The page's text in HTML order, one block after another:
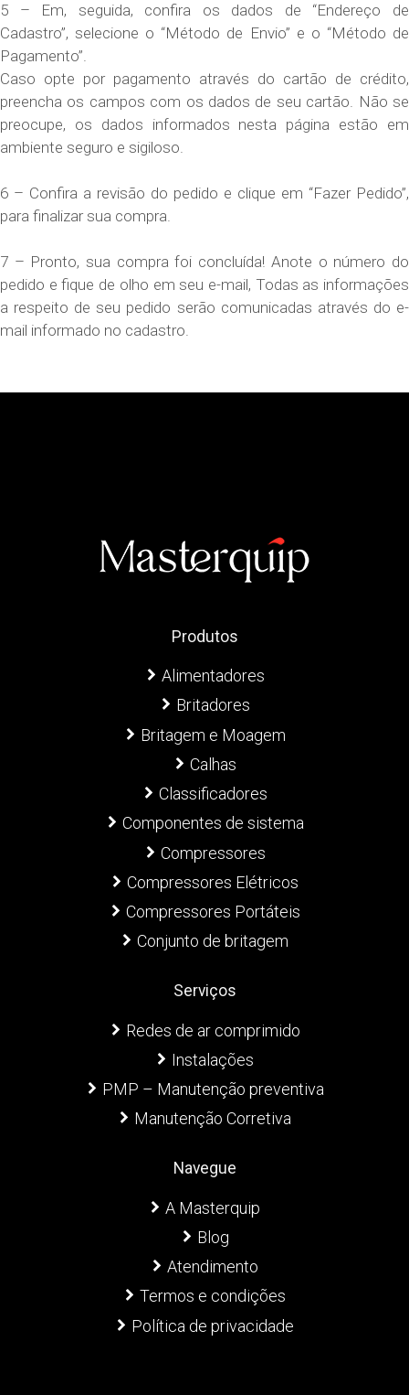
5 – Em, seguida, confira os dados de “Endereço de
Cadastro”, selecione o “Método de Envio” e o “Método de
Pagamento”.
Caso opte por pagamento através do cartão de crédito,
preencha os campos com os dados de seu cartão. Não se
preocupe, os dados informados nesta página estão em
ambiente seguro e sigiloso.
6 – Confira a revisão do pedido e clique em “Fazer Pedido”,
para finalizar sua compra.
7 – Pronto, sua compra foi concluída! Anote o número do
pedido e fique de olho em seu e-mail, Todas as informações
a respeito de seu pedido serão comunicadas através do e-
mail informado no cadastro.
Produtos
Alimentadores
Britadores
Britagem e Moagem
Calhas
Classificadores
Componentes de sistema
Compressores
Compressores Elétricos
Compressores Portáteis
Conjunto de britagem
Serviços
Redes de ar comprimido
Instalações
PMP – Manutenção preventiva
Manutenção Corretiva
Navegue
A Masterquip
Blog
Atendimento
Termos e condições
Política de privacidade